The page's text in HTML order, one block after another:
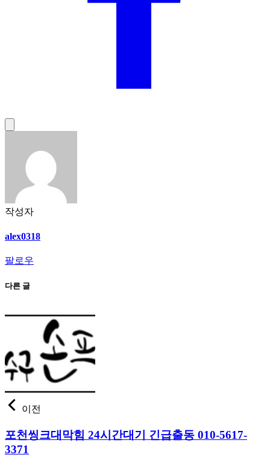
작성자
alex0318
팔로우
다른 글
이전
포천씽크대막힘 24시간대기 긴급출동 010-5617-
3371